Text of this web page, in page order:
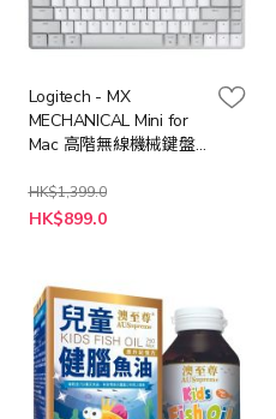
Logitech - MX
MECHANICAL Mini for
Mac 高階無線機械鍵盤
白/太空灰)
HK$1,399.0
HK$899.0